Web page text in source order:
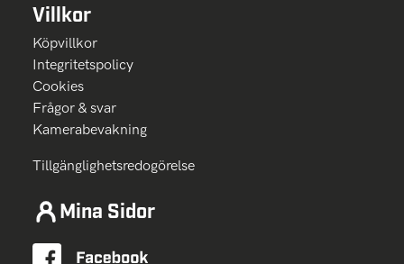
Villkor
Köpvillkor
Integritetspolicy
Cookies
Frågor & svar
Kamerabevakning
Tillgänglighetsredogörelse
Mina Sidor